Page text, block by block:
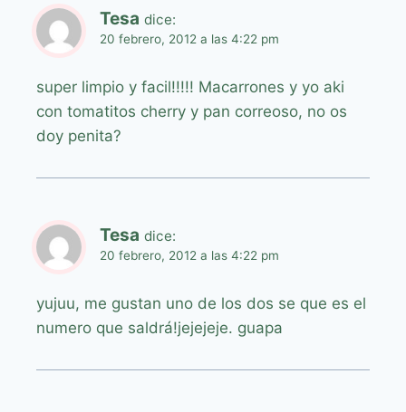
Tesa dice:
20 febrero, 2012 a las 4:22 pm
super limpio y facil!!!!! Macarrones y yo aki
con tomatitos cherry y pan correoso, no os
doy penita?
Tesa dice:
20 febrero, 2012 a las 4:22 pm
yujuu, me gustan uno de los dos se que es el
numero que saldrá!jejejeje. guapa